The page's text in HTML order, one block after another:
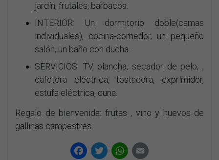
jardín, frutales, barbacoa.
INTERIOR: Un dormitorio doble(camas
individuales), cocina-comedor, un pequeño
salón, un baño con ducha.
SERVICIOS: TV, plancha, secador de pelo, ,
cafetera eléctrica, tostadora, exprimidor,
estufa eléctrica, cuna.
Regalo de bienvenida: frutas , vino y huevos de
gallinas campestres.
Facebook
TwitterWhatsApp